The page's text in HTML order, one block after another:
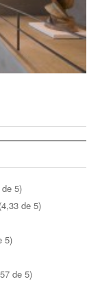
5)
(4,33 de 5)
5)
de 5)